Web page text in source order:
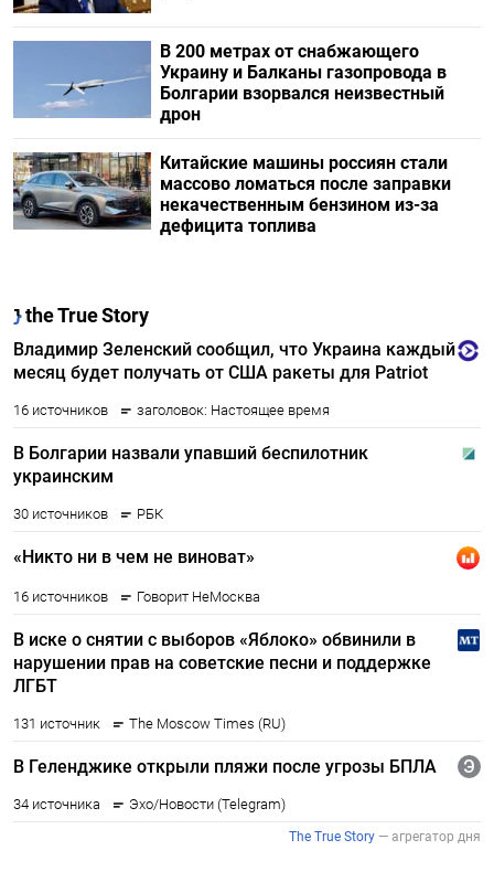
В 200 метрах от снабжающего
Украину и Балканы газопровода в
Болгарии взорвался неизвестный
дрон
Китайские машины россиян стали
массово ломаться после заправки
некачественным бензином из-за
дефицита топлива